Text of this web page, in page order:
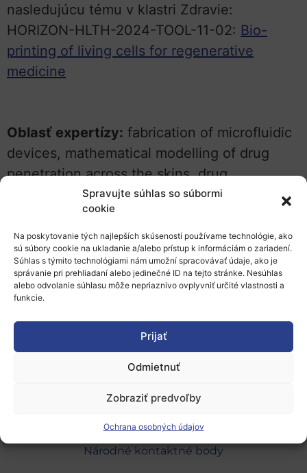
Spravujte súhlas so súbormi
cookie
Na poskytovanie tých najlepších skúseností používame technológie, ako
sú súbory cookie na ukladanie a/alebo prístup k informáciám o zariadení.
Súhlas s týmito technológiami nám umožní spracovávať údaje, ako je
správanie pri prehliadaní alebo jedinečné ID na tejto stránke. Nesúhlas
alebo odvolanie súhlasu môže nepriaznivo ovplyvniť určité vlastnosti a
funkcie.
Prijať
Odmietnuť
Zobraziť predvoľby
Ochrana osobných údajov
nasledujúcu tému v klastri Zdravie:
HORIZON-HLTH-2024-TOOL-11-02: Bio-
printing of living cells for regenerative
medicine
Oblasť expertízy: fabrication of microfluidic
devices, mathematical modelling of drug
penetration across the skins, drug
penetration experiments, making drug and
cosmetic formulations, 3D bioprinting/3D cell
culturing for artificial skins
V prípade záujmu sa obráťte priamo na
O programe
Národné kontaktné body